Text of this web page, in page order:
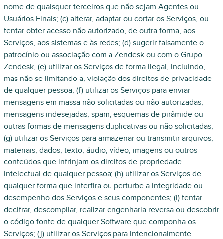
nome de quaisquer terceiros que não sejam Agentes ou
Usuários Finais; (c) alterar, adaptar ou cortar os Serviços, ou
tentar obter acesso não autorizado, de outra forma, aos
Serviços, aos sistemas e às redes; (d) sugerir falsamente o
patrocínio ou associação com a Zendesk ou com o Grupo
Zendesk, (e) utilizar os Serviços de forma ilegal, incluindo,
mas não se limitando a, violação dos direitos de privacidade
de qualquer pessoa; (f) utilizar os Serviços para enviar
mensagens em massa não solicitadas ou não autorizadas,
mensagens indesejadas, spam, esquemas de pirâmide ou
outras formas de mensagens duplicativas ou não solicitadas;
(g) utilizar os Serviços para armazenar ou transmitir arquivos,
materiais, dados, texto, áudio, vídeo, imagens ou outros
conteúdos que infrinjam os direitos de propriedade
intelectual de qualquer pessoa; (h) utilizar os Serviços de
qualquer forma que interfira ou perturbe a integridade ou
desempenho dos Serviços e seus componentes; (i) tentar
decifrar, descompilar, realizar engenharia reversa ou descobrir
o código fonte de qualquer Software que componha os
Serviços; (j) utilizar os Serviços para intencionalmente